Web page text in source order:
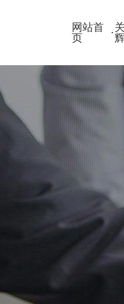
网站首
页
·辉